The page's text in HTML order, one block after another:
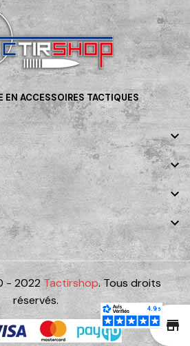
EN ACCESSOIRES TACTIQUES




- 2022Tactirshop. Tous droits
réservés.